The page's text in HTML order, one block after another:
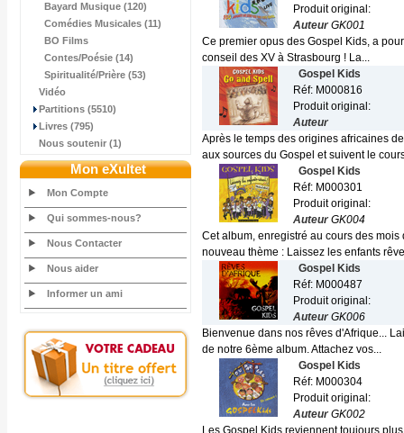
Bayard Musique (120)
Comédies Musicales (11)
BO Films
Contes/Poésie (14)
Spiritualité/Prière (53)
Vidéo
Partitions (5510)
Livres (795)
Nous soutenir (1)
Mon eXultet
Mon Compte
Qui sommes-nous?
Nous Contacter
Nous aider
Informer un ami
Produit original:
AuteurGK001
Ce premier opus des Gospel Kids, a
conseil des XV à Strasbourg ! La...
Gospel Kids
Réf: M000816
Produit original:
Auteur
Après le temps des origines africaines
aux sources du Gospel et suivent le
Gospel Kids
Réf: M000301
Produit original:
AuteurGK004
Cet album, enregistré au cours des
nouveau thème : Laissez les enfants
Gospel Kids
Réf: M000487
Produit original:
AuteurGK006
Bienvenue dans nos rêves d'Afrique...
de notre 6ème album. Attachez vos...
Gospel Kids
Réf: M000304
Produit original:
AuteurGK002
Les Gospel Kids reviennent toujours